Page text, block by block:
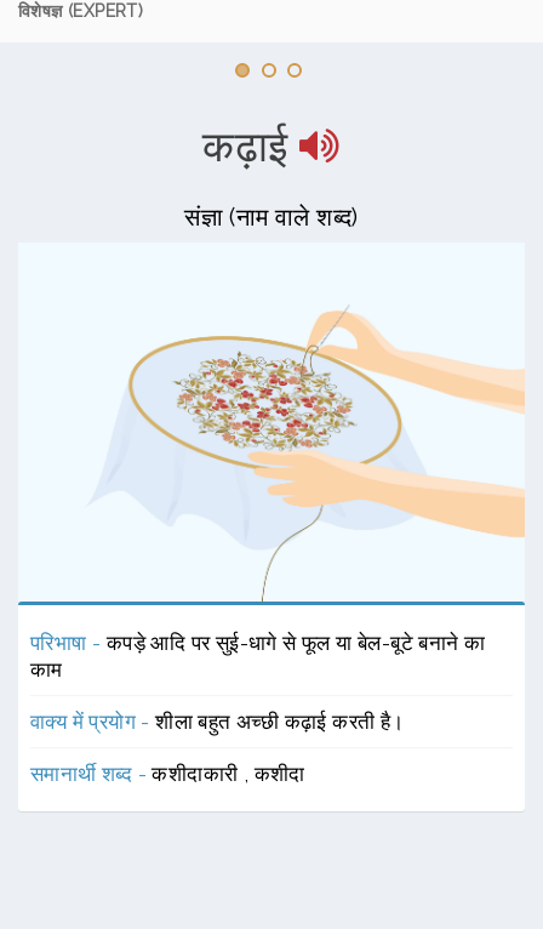
विशेषज्ञ (EXPERT)
कढ़ाई
संज्ञा (नाम वाले शब्द)
परिभाषा -कपड़े आदि पर सुई-धागे से फूल या बेल-बूटे बनाने का
काम
वाक्य में प्रयोग -शीला बहुत अच्छी कढ़ाई करती है।
समानार्थी शब्द -कशीदाकारी ,कशीदा